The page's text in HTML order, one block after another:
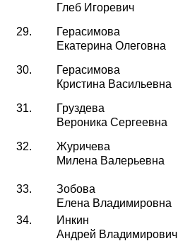
Глеб Игоревич
29.
Герасимова
Екатерина Олеговна
30.
Герасимова
Кристина Васильевна
31.
Груздева
Вероника Сергеевна
32.
Журичева
Милена Валерьевна
33.
Зобова
Елена Владимировна
34.
Инкин
Андрей Владимирович